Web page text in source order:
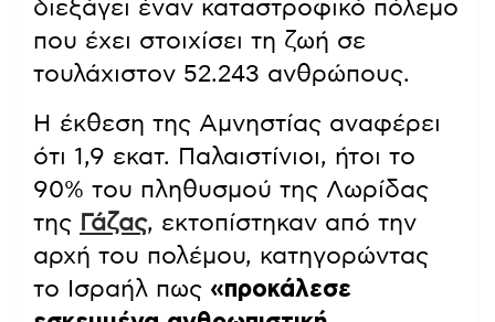
διεξάγει έναν καταστροφικό πόλεμο
που έχει στοιχίσει τη ζωή σε
τουλάχιστον 52.243 ανθρώπους.
Η έκθεση της Αμνηστίας αναφέρει
ότι 1,9 εκατ. Παλαιστίνιοι, ήτοι το
90% του πληθυσμού της Λωρίδας
της Γάζας, εκτοπίστηκαν από την
αρχή του πολέμου, κατηγορώντας
το Ισραήλ πως «προκάλεσε